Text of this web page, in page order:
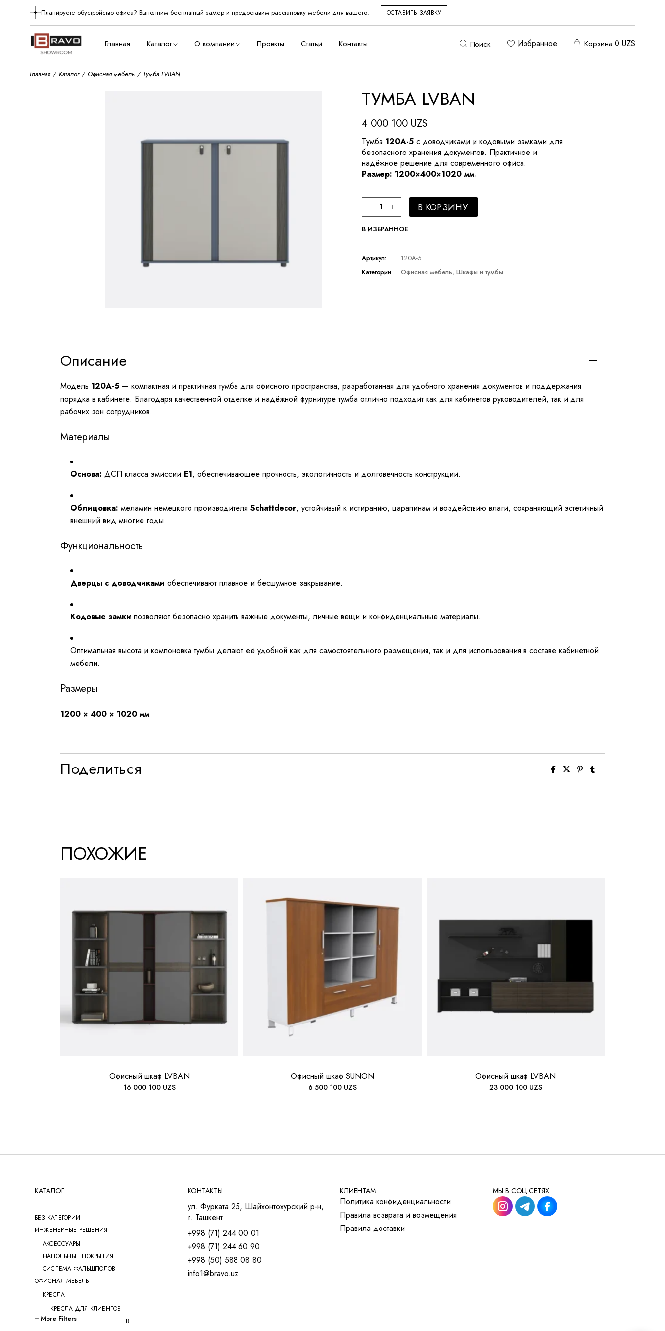
Планируете обустройство офиса? Выполним бесплатный замер и предоставим расстановку мебели для вашего. ОСТАВИТЬ ЗАЯВКУ
Главная Каталог О компании Проекты Статьи Контакты Поиск Избранное Корзина 0 UZS
О нас
Главная Каталог Офисная мебель Тумба LVBAN
ТУМБА LVBAN
4 000 100 UZS
Тумба 120A-5с доводчиками и кодовыми замками для
безопасного хранения документов. Практичное и
надёжное решение для современного офиса.
Размер: 1200×400×1020 мм.
Тумба LVBAN quantity
В КОРЗИНУ
В ИЗБРАННОЕ
Артикул:
120A-5
Категории
Офисная мебель, Шкафы и тумбы
Описание
Модель 120A-5 — компактная и практичная тумба для офисного пространства, разработанная для удобного хранения документов и поддержания
порядка в кабинете. Благодаря качественной отделке и надёжной фурнитуре тумба отлично подходит как для кабинетов руководителей, так и для
рабочих зон сотрудников.
Материалы
Основа: ДСП класса эмиссии E1, обеспечивающее прочность, экологичность и долговечность конструкции.
Облицовка: меламин немецкого производителя Schattdecor, устойчивый к истиранию, царапинам и воздействию влаги, сохраняющий эстетичный
внешний вид многие годы.
Функциональность
Дверцы с доводчиками обеспечивают плавное и бесшумное закрывание.
Кодовые замки позволяют безопасно хранить важные документы, личные вещи и конфиденциальные материалы.
Оптимальная высота и компоновка тумбы делают её удобной как для самостоятельного размещения, так и для использования в составе кабинетной
мебели.
Размеры
1200 × 400 × 1020 мм
Поделиться
ПОХОЖИЕ
Офисный шкаф LVBAN
16 000 100 UZS
Офисный шкаф SUNON
6 500 100 UZS
Офисный шкаф LVBAN
23 000 100 UZS
КАТАЛОГ
БЕЗ КАТЕГОРИИ
ИНЖЕНЕРНЫЕ РЕШЕНИЯ
АКСЕССУАРЫ
НАПОЛЬНЫЕ ПОКРЫТИЯ
СИСТЕМА ФАЛЬШПОЛОВ
ОФИСНАЯ МЕБЕЛЬ
КРЕСЛА
КРЕСЛА ДЛЯ КЛИЕНТОВ
КРЕСЛА ДЛЯ ПЕРЕГОВОРОВ
More Filters
КОНТАКТЫ
ул. Фурката 25, Шайхонтохурский р-н,
г. Ташкент.
+998 (71) 244 00 01
+998 (71) 244 60 90
+998 (50) 588 08 80
info1@bravo.uz
КЛИЕНТАМ
Политика конфиденциальности
Правила возврата и возмещения
Правила доставки
МЫ В СОЦ.СЕТЯХ